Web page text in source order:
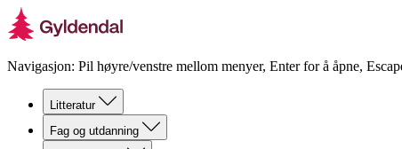
Navigasjon: Pil høyre/venstre mellom menyer, Enter for å åpne,
Litteratur
Fag og utdanning